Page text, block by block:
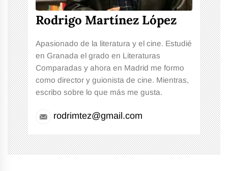
Rodrigo Martínez López
Apasionado de la literatura y el cine. Estudié
en Granada el grado en Literaturas
Comparadas y ahora en Madrid me formo
como director y guionista de cine. Mientras,
escribo sobre lo que más me gusta.
rodrimtez@gmail.com